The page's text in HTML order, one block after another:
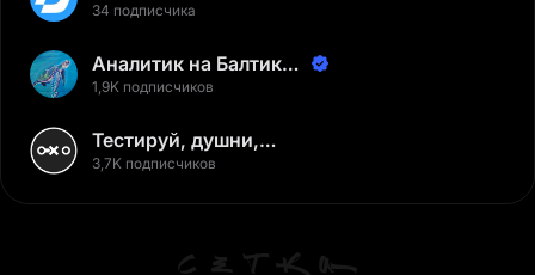
34 подписчика
Аналитик на Балтике |
Неверов Станислав
1,9K подписчиков
Тестируй, душни,
наслаждайся
3,7K подписчиков